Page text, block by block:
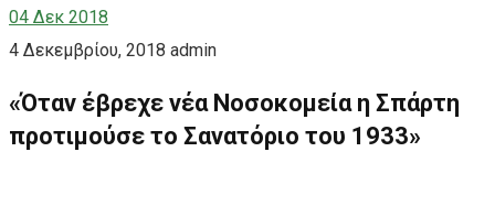
04 Δεκ 2018
4 Δεκεμβρίου, 2018 admin
«Όταν έβρεχε νέα Νοσοκομεία η Σπάρτη
προτιμούσε το Σανατόριο του 1933»